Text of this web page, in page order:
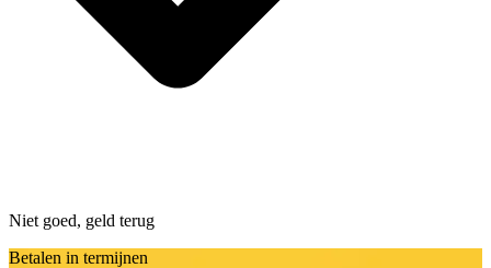
Niet goed, geld terug
Betalen in termijnen